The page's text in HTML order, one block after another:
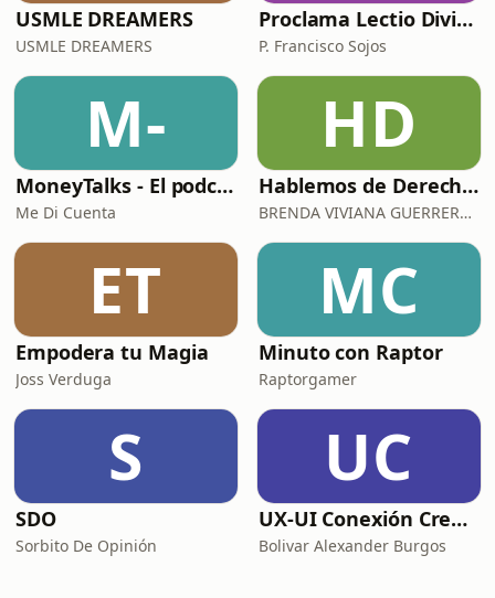
USMLE DREAMERS
USMLE DREAMERS
Proclama Lectio Divina
P. Francisco Sojos
M-
MoneyTalks - El podcast de Me Di Cuenta
Me Di Cuenta
HD
Hablemos de Derecho Penal y Procesal Penal Brenda Guerrero Vela
BRENDA VIVIANA GUERRERO VELA
ET
Empodera tu Magia
Joss Verduga
MC
Minuto con Raptor
Raptorgamer
S
SDO
Sorbito De Opinión
UC
UX-UI Conexión Creativa
Bolivar Alexander Burgos